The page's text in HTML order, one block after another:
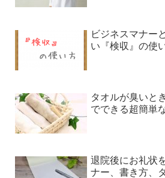
ビジネスマナー
い『検収』の使
タオルが臭いと
でできる超簡単
退院後にお礼状
ナー、書き方、